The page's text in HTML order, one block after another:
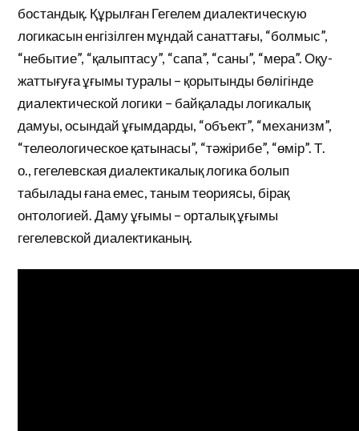
бостандық. Құрылған Гегелем диалектическую
логикасын енгізілген мұндай санаттағы, “болмыс”,
“небытие”, “қалыптасу”, “сапа”, “саны”, “мера”. Оқу-
жаттығуға ұғымы туралы – қорытынды бөлігінде
диалектической логики – байқалады логикалық
дамуы, осындай ұғымдарды, “объект”, “механизм”,
“телеологическое қатынасы”, “тәжірибе”, “өмір”. Т.
о., гегелевская диалектикалық логика болып
табылады ғана емес, таным теориясы, бірақ
онтологией. Даму ұғымы – орталық ұғымы
гегелевской диалектиканың.